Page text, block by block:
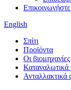
English
Σπίτι
Προϊόντα
Οι
Καταναλωτικά
Ανταλλακτικά